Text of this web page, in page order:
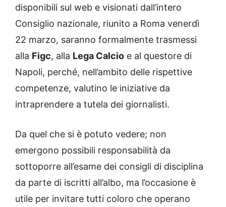
disponibili sul web e visionati dall’intero
Consiglio nazionale, riunito a Roma venerdì
22 marzo, saranno formalmente trasmessi
alla Figc, alla Lega Calcio e al questore di
Napoli, perché, nell’ambito delle rispettive
competenze, valutino le iniziative da
intraprendere a tutela dei giornalisti.
Da quel che si è potuto vedere; non
emergono possibili responsabilità da
sottoporre all’esame dei consigli di disciplina
da parte di iscritti all’albo, ma l’occasione è
utile per invitare tutti coloro che operano